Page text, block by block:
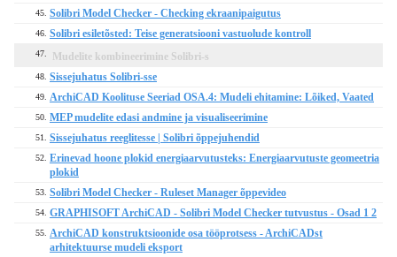
45. Solibri Model Checker - Checking ekraanipaigutus
46. Solibri esiletõsted: Teise generatsiooni vastuolude kontroll
47. Mudelite kombineerimine Solibri-s
48. Sissejuhatus Solibri-sse
49. ArchiCAD Koolituse Seeriad OSA.4: Mudeli ehitamine: Lõiked, Vaated
50. MEP mudelite edasi andmine ja visualiseerimine
51. Sissejuhatus reeglitesse | Solibri õppejuhendid
52. Erinevad hoone plokid energiaarvutusteks: Energiaarvutuste geomeetria
plokid
53. Solibri Model Checker - Ruleset Manager õppevideo
54. GRAPHISOFT ArchiCAD - Solibri Model Checker tutvustus - Osad 1 2
55.
ArchiCAD konstruktsioonide osa tööprotsess - ArchiCADst
arhitektuurse mudeli eksport